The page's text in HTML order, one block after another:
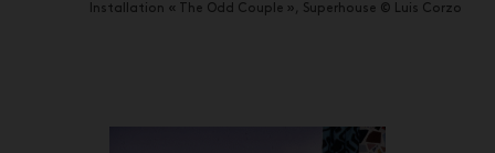
Installation « The Odd Couple », Superhouse © Luis Corzo